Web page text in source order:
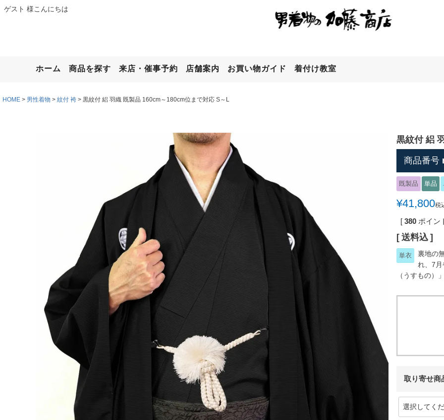
ゲスト 様こんにちは
ホーム 商品を探す 来店・催事予約 店舗案内 お買い物ガイド 着付け教室
HOME 男性着物 紋付 袴 黒紋付 絽 羽織 既製品 160cm～180cm位まで対応 S～L
黒紋付 絽
商品番号
既製品 単品
¥41,800税
[ 380 ポイン
送料込
単衣
裏地の
れ、7
（うすもの）
取り寄せ商